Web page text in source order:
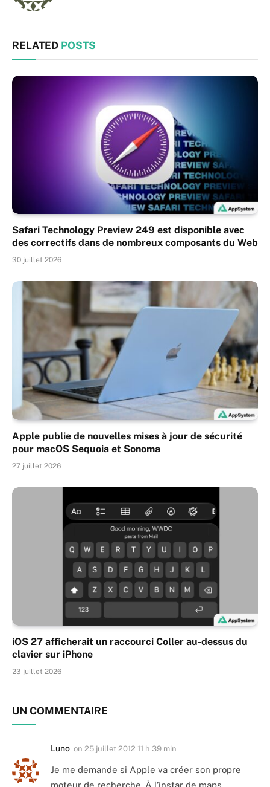
RELATED POSTS
Safari Technology Preview 249 est disponible avec
des correctifs dans de nombreux composants du Web
30 juillet 2026
Apple publie de nouvelles mises à jour de sécurité
pour macOS Sequoia et Sonoma
27 juillet 2026
iOS 27 afficherait un raccourci Coller au-dessus du
clavier sur iPhone
23 juillet 2026
UN COMMENTAIRE
Luno on 25 juillet 2012 11 h 39 min
Je me demande si Apple va créer son propre